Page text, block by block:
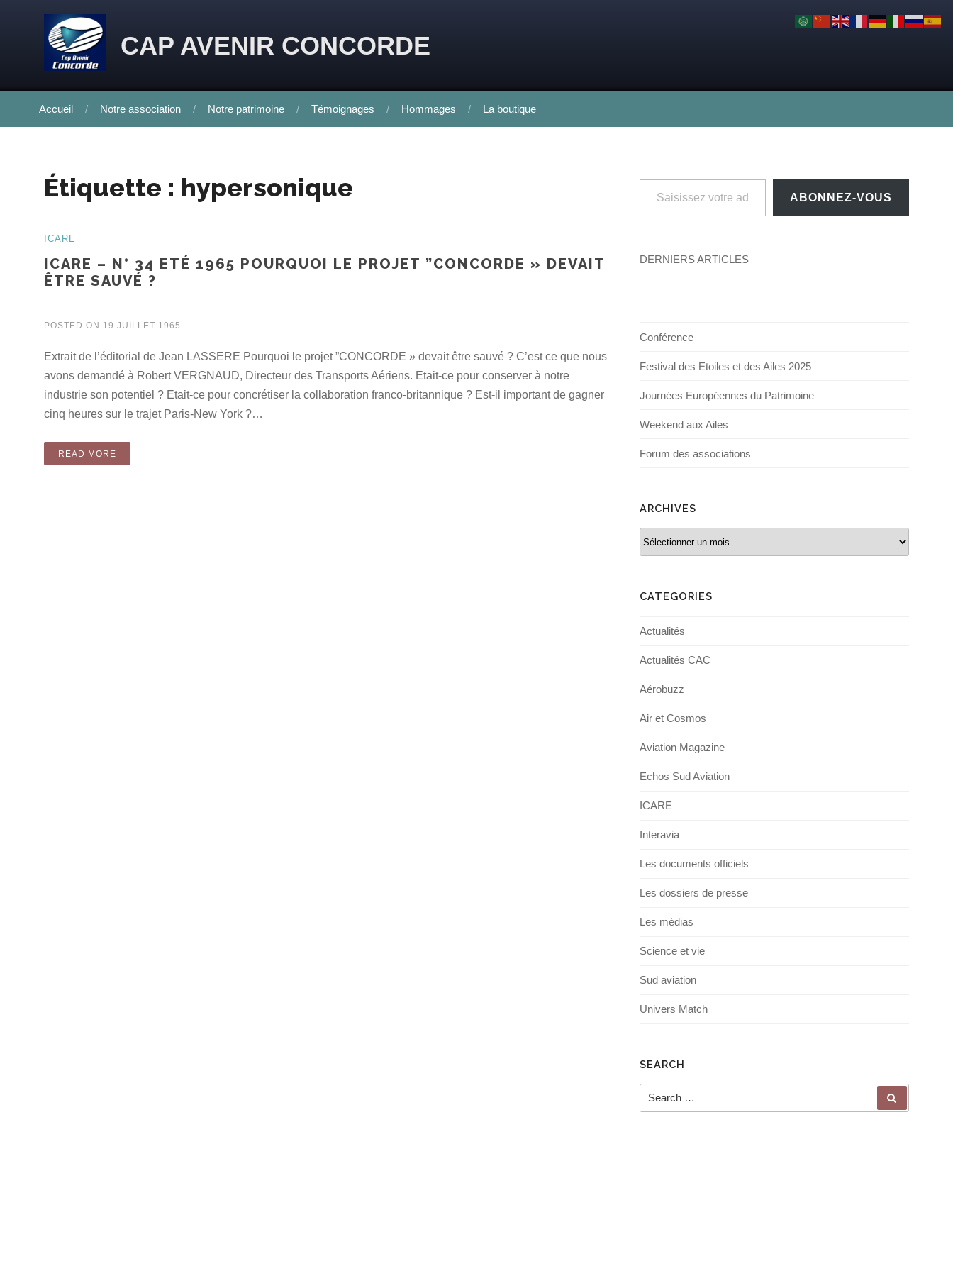
CAP AVENIR CONCORDE
Accueil Notre association Notre patrimoine Témoignages Hommages La boutique
Étiquette : hypersonique
ICARE
ICARE – N° 34 ETÉ 1965 POURQUOI LE PROJET ”CONCORDE » DEVAIT
ÊTRE SAUVÉ ?
POSTED ON 19 JUILLET 1965
Extrait de l’éditorial de Jean LASSERE Pourquoi le projet ”CONCORDE » devait être sauvé ? C’est ce que nous
avons demandé à Robert VERGNAUD, Directeur des Transports Aériens. Etait-ce pour conserver à notre
industrie son potentiel ? Etait-ce pour concrétiser la collaboration franco-britannique ? Est-il important de gagner
cinq heures sur le trajet Paris-New York ?…
READ MORE
Saisissez votre adresse e-mail…
ABONNEZ-VOUS
DERNIERS ARTICLES
Conférence
Festival des Etoiles et des Ailes 2025
Journées Européennes du Patrimoine
Weekend aux Ailes
Forum des associations
ARCHIVES
Archives
CATEGORIES
Actualités
Actualités CAC
Aérobuzz
Air et Cosmos
Aviation Magazine
Echos Sud Aviation
ICARE
Interavia
Les documents officiels
Les dossiers de presse
Les médias
Science et vie
Sud aviation
Univers Match
SEARCH
Search for: